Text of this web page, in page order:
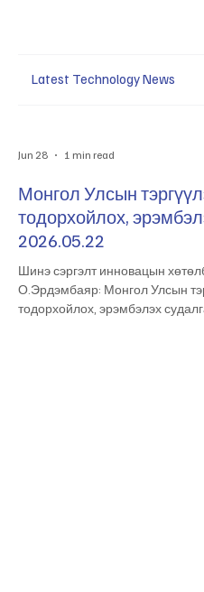
Latest Technology News
Монгол Улсын
тодорхойлох,
2026.05.22
Шинэ сэргэлт инновацын
О.Эрдэмбаяр: Монгол Улсын
тодорхойлох, эрэмбэлэх
Jun 28 1 min read